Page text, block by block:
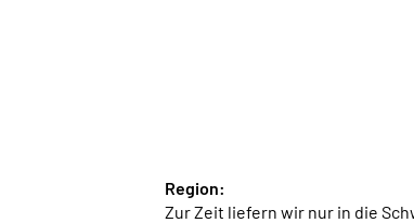
Region:
Zur Zeit liefern wir nur in die